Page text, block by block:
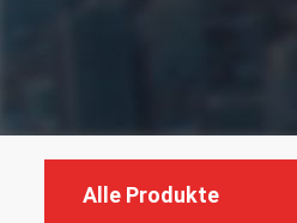
Alle Produkte